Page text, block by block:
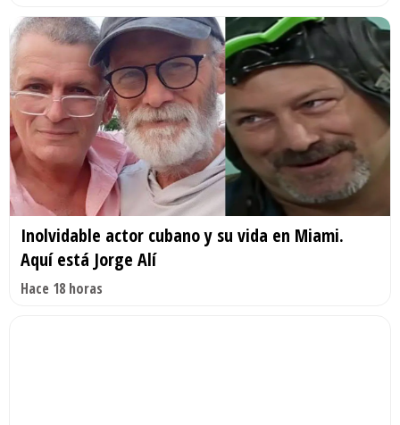
Inolvidable actor cubano y su vida en Miami.
Aquí está Jorge Alí
Hace 18 horas